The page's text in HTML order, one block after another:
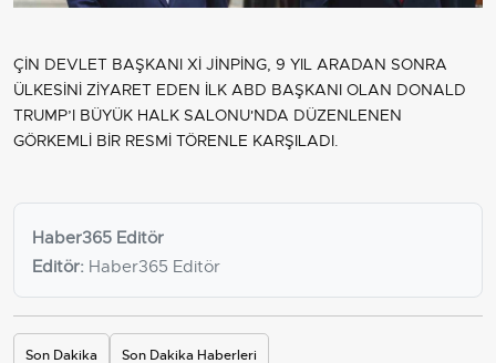
ÇİN DEVLET BAŞKANI Xİ JİNPİNG, 9 YIL ARADAN SONRA
ÜLKESİNİ ZİYARET EDEN İLK ABD BAŞKANI OLAN DONALD
TRUMP’I BÜYÜK HALK SALONU'NDA DÜZENLENEN
GÖRKEMLİ BİR RESMİ TÖRENLE KARŞILADI.
Haber365 Editör
Editör: Haber365 Editör
Son Dakika Son Dakika Haberleri